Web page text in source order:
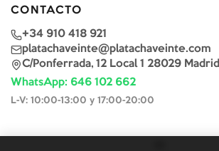
CONTACTO
+34 910 418 921
platachaveinte@platachaveinte.com
C/Ponferrada, 12 Local 1 28029 Madrid
WhatsApp: 646 102 662
L-V: 10:00-13:00 y 17:00-20:00